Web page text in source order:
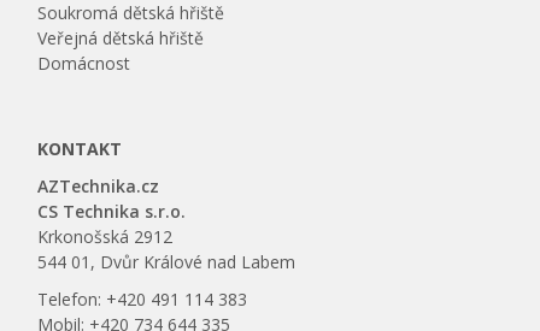
Soukromá dětská hřiště
Veřejná dětská hřiště
Domácnost
KONTAKT
AZTechnika.cz
CS Technika s.r.o.
Krkonošská 2912
544 01, Dvůr Králové nad Labem
Telefon: +420 491 114 383
Mobil: +420 734 644 335